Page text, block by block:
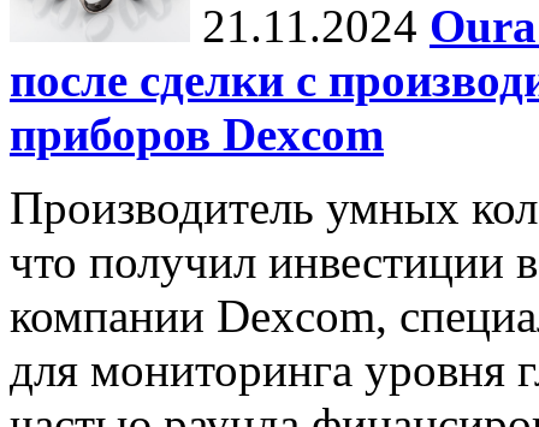
21.11.2024
после сделки с
приборов Dexcom
Производитель умных
что получил инвестиции
компании Dexcom,
для мониторинга уровня